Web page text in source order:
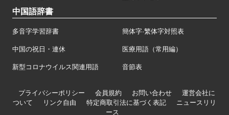
中国語辞書
多音字学習辞書 簡体字·繁体字対照表
中国の祝日・連休 医療用語（常用編）
新型コロナウイルス関連用語 音節表
プライバシーポリシー 会員規約 お問い合わせ
運営会社に
ついて
リンク自由 特定商取引法に基づく表記
ニュースリリ
ース